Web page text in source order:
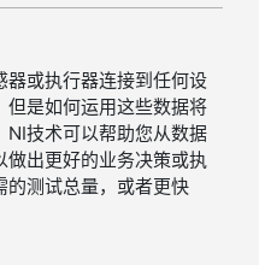
器或执行器连接到任何设
但是如何运用这些数据将
NI技术可以帮助您从数据
做出更好的业务决策或执
的测试总量，或者更快